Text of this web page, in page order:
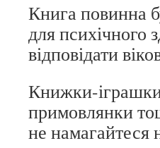
Книга повинна
для психічного
відповідати
Книжки-іграшки
примовлянки
не намагайтеся